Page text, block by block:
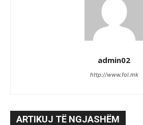
admin02
http://www.fol.mk
ARTIKUJ TË NGJASHËM